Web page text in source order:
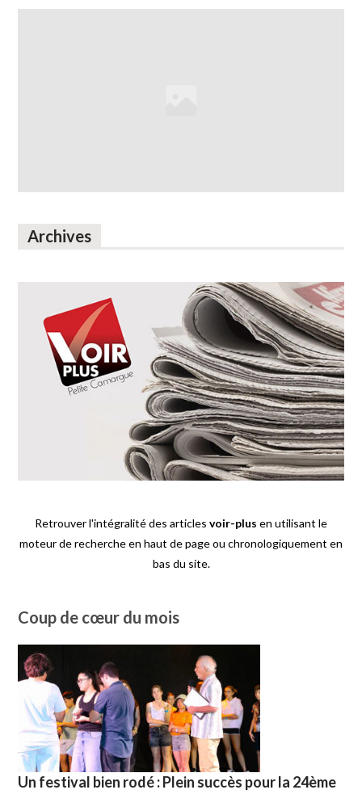
Archives
Retrouver l'intégralité des articles voir-plus en utilisant le
moteur de recherche en haut de page ou chronologiquement en
bas du site.
Coup de cœur du mois
Un festival bien rodé : Plein succès pour la 24ème